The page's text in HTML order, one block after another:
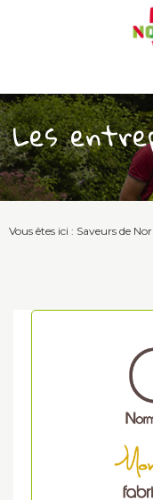
Les
Vous êtes ici : Saveurs de
Panneau de gestion